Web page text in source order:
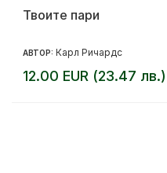
Твоите пари
АВТОР: Карл Ричардс
12.00 EUR (23.47 лв.)